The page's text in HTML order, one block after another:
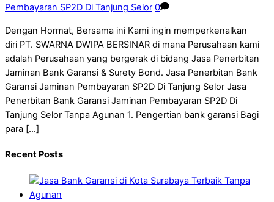
Pembayaran SP2D Di Tanjung Selor 0
Dengan Hormat, Bersama ini Kami ingin memperkenalkan
diri PT. SWARNA DWIPA BERSINAR di mana Perusahaan kami
adalah Perusahaan yang bergerak di bidang Jasa Penerbitan
Jaminan Bank Garansi & Surety Bond. Jasa Penerbitan Bank
Garansi Jaminan Pembayaran SP2D Di Tanjung Selor Jasa
Penerbitan Bank Garansi Jaminan Pembayaran SP2D Di
Tanjung Selor Tanpa Agunan 1. Pengertian bank garansi Bagi
para […]
Recent Posts